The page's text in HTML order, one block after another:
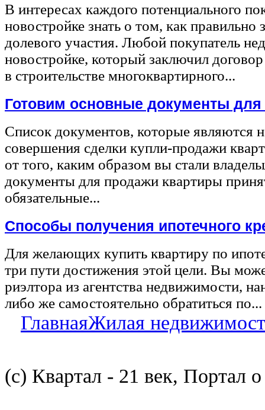
В интересах каждого потенциального
новостройке знать о том, как правильно
долевого участия. Любой покупатель
новостройке, который заключил
в строительстве многоквартирного...
Готовим основные документы
Список документов, которые являются
совершения сделки купли-продажи
от того, каким образом вы стали
документы для продажи квартиры
обязательные...
Способы получения ипотечного
Для желающих купить квартиру по
три пути достижения этой цели. Вы
риэлтора из агентства недвижимости,
либо же самостоятельно обратиться по...
ГлавнаяЖилая
(с) Квартал - 21 век, Портал